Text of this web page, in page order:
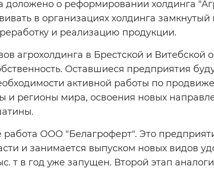
доложено о реформировании холдинга
в организациях холдинга
и реализацию продукции.
агрохолдинга в Брестской и Витебской
Оставшиеся предприятия
активной работы по
и регионы мира, освоения новых
ООО "Белагроферт". Это
и занимается выпуском новых видов
т в год уже запущен. Второй этап